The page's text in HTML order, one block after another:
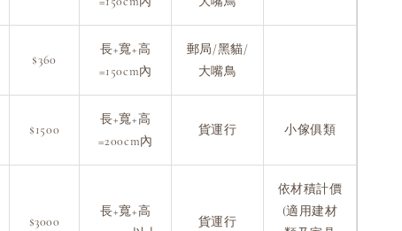
$360
長+寬+高
=150cm內
郵局/黑貓/
大嘴鳥
$1500
長+寬+高
=200cm內
貨運行 小傢俱類
$3000
長+寬+高
貨運行
依材積計價
(適用建材